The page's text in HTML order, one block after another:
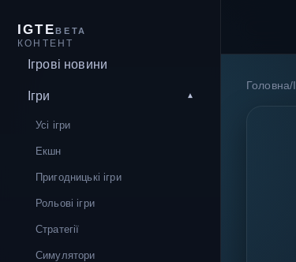
IGTEBETA
КОНТЕНТ
Ігрові новини
Ігри
Усі ігри
Екшн
Пригодницькі ігри
Рольові ігри
Стратегії
Симулятори
Головна/